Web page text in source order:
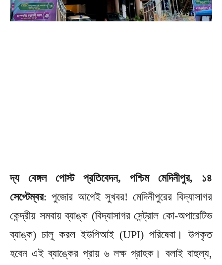
দ্য বেঙ্গল পোস্ট প্রতিবেদন, পশ্চিম মেদিনীপুর, ১৪
সেপ্টেম্বর: পুজোর আগেই সুখবর! মেদিনীপুরের বিদ্যাসাগর
কেন্দ্রীয় সমবায় ব্যাঙ্ক (বিদ্যাসাগর সেন্ট্রাল কো-অপারেটিভ
ব্যাঙ্ক) চালু করল ইউপিআই (UPI) পরিষেবা। উপকৃত
হবেন এই ব্যাঙ্কের প্রায় ৬ লক্ষ গ্রাহক। বলাই বাহুল্য,